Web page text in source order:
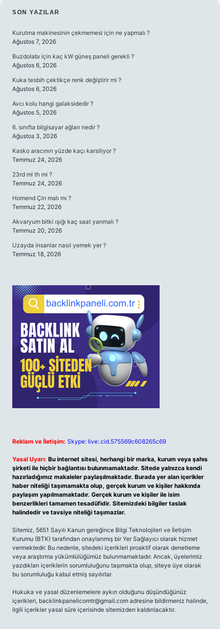
SIDEBAR
SON YAZILAR
Kurutma makinesinin çekmemesi için ne yapmalı ?
Ağustos 7, 2026
Buzdolabı için kaç kW güneş paneli gerekli ?
Ağustos 6, 2026
Kuka tesbih çektikçe renk değiştirir mi ?
Ağustos 6, 2026
Avcı kolu hangi galaksidedir ?
Ağustos 5, 2026
6. sınıfta bilgisayar ağları nedir ?
Ağustos 3, 2026
Kasko aracının yüzde kaçı karsiliyor ?
Temmuz 24, 2026
23rd mi th mi ?
Temmuz 24, 2026
Homend Çin malı mı ?
Temmuz 22, 2026
Akvaryum bitki ışığı kaç saat yanmalı ?
Temmuz 20, 2026
Uzayda insanlar nasıl yemek yer ?
Temmuz 18, 2026
Reklam ve İletişim: Skype: live:.cid.575569c608265c69
Yasal Uyarı: Bu internet sitesi, herhangi bir marka, kurum veya şahıs
şirketi ile hiçbir bağlantısı bulunmamaktadır. Sitede yalnızca kendi
hazırladığımız makaleler paylaşılmaktadır. Burada yer alan içerikler
haber niteliği taşımamakta olup, gerçek kurum ve kişiler hakkında
paylaşım yapılmamaktadır. Gerçek kurum ve kişiler ile isim
benzerlikleri tamamen tesadüfidir. Sitemizdeki bilgiler taslak
halindedir ve tavsiye niteliği taşımazlar.
Sitemiz, 5651 Sayılı Kanun gereğince Bilgi Teknolojileri ve İletişim
Kurumu (BTK) tarafından onaylanmış bir Yer Sağlayıcı olarak hizmet
vermektedir. Bu nedenle, sitedeki içerikleri proaktif olarak denetleme
veya araştırma yükümlülüğümüz bulunmamaktadır. Ancak, üyelerimiz
yazdıkları içeriklerin sorumluluğunu taşımakta olup, siteye üye olarak
bu sorumluluğu kabul etmiş sayılırlar.
Hukuka ve yasal düzenlemelere aykırı olduğunu düşündüğünüz
içerikleri, backlinkpanelicomtr@gmail.com adresine bildirmeniz halinde,
ilgili içerikler yasal süre içerisinde sitemizden kaldırılacaktır.